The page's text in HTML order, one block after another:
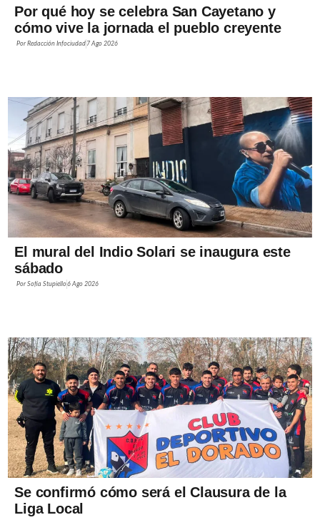
Por qué hoy se celebra San Cayetano y
cómo vive la jornada el pueblo creyente
PorRedacción Infociudad 7 Ago 2026
El mural del Indio Solari se inaugura este
sábado
PorSofía Stupiello6 Ago 2026
Se confirmó cómo será el Clausura de la
Liga Local